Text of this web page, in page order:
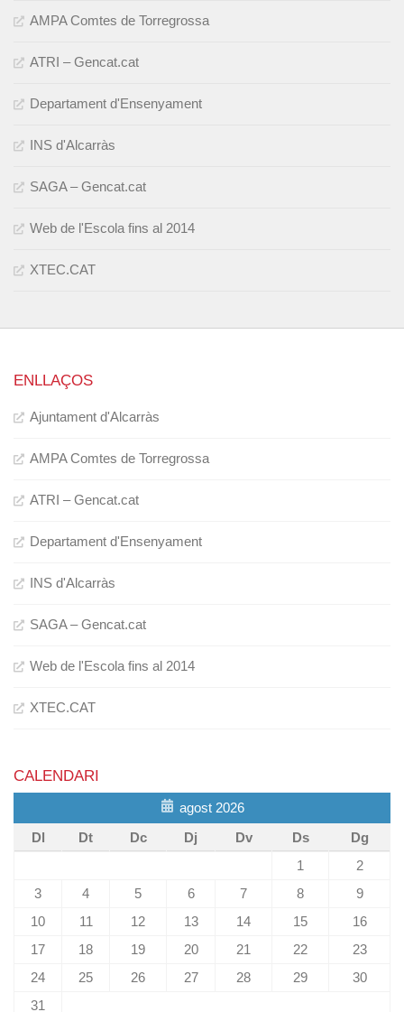
AMPA Comtes de Torregrossa
ATRI – Gencat.cat
Departament d'Ensenyament
INS d'Alcarràs
SAGA – Gencat.cat
Web de l'Escola fins al 2014
XTEC.CAT
ENLLAÇOS
Ajuntament d'Alcarràs
AMPA Comtes de Torregrossa
ATRI – Gencat.cat
Departament d'Ensenyament
INS d'Alcarràs
SAGA – Gencat.cat
Web de l'Escola fins al 2014
XTEC.CAT
CALENDARI
agost 2026
Dl
Dt Dc Dj Dv Ds
Dg
1
2
3
4 5 6 7 8
9
10
11 12 13 14 15
16
17
18 19 20 21 22
23
24
25 26 27 28 29
30
31